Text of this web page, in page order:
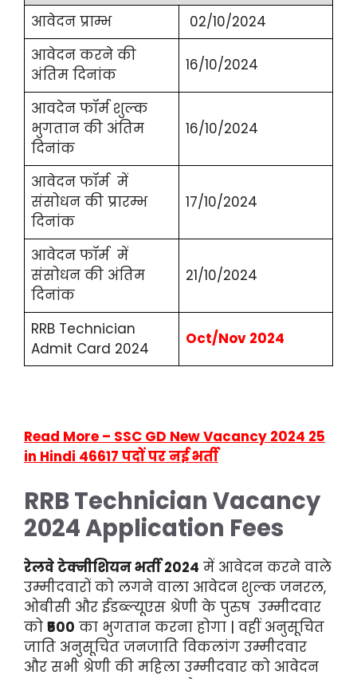
आवेदन प्राम्भ
02/10/2024
आवेदन करने की
अंतिम दिनांक
16/10/2024
आवदेन फॉर्म शुल्क
भुगतान की अंतिम
दिनांक
16/10/2024
आवेदन फॉर्म में
संसोधन की प्रारम्भ
दिनांक
17/10/2024
आवेदन फॉर्म में
संसोधन की अंतिम
दिनांक
21/10/2024
RRB Technician
Admit Card 2024
Oct/Nov 2024
Read More – SSC GD New Vacancy 2024 25
in Hindi 46617 पदों पर नई भर्ती
RRB Technician Vacancy
2024Application Fees
रेलवे टेक्नीशियन भर्ती 2024 में आवेदन करने वाले
उम्मीदवारों को लगने वाला आवेदन शुल्क जनरल,
ओबीसी और ईडब्ल्यूएस श्रेणी के पुरुष उम्मीदवार
को ₹500 का भुगतान करना होगा | वहीं अनुसूचित
जाति अनुसूचित जनजाति विकलांग उम्मीदवार
और सभी श्रेणी की महिला उम्मीदवार को आवेदन